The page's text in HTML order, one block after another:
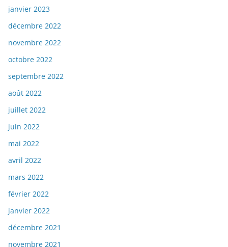
janvier 2023
décembre 2022
novembre 2022
octobre 2022
septembre 2022
août 2022
juillet 2022
juin 2022
mai 2022
avril 2022
mars 2022
février 2022
janvier 2022
décembre 2021
novembre 2021